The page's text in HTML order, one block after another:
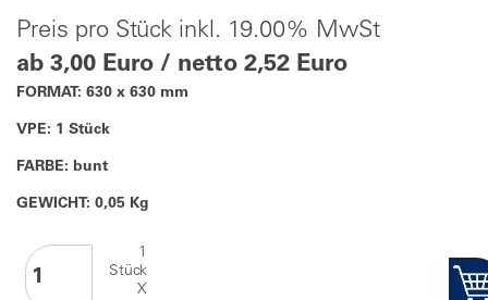
Preis pro Stück inkl. 19.00% MwSt
ab 3,00 Euro / netto 2,52 Euro
FORMAT: 630 x 630 mm
VPE: 1 Stück
FARBE: bunt
GEWICHT: 0,05 Kg
1
Stück
X